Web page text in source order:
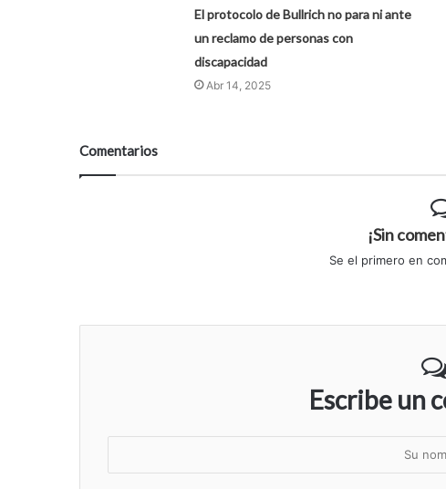
El protocolo de Bullrich no para ni ante
un reclamo de personas con
discapacidad
Abr 14, 2025
Comentarios
¡Sin
Se el primero en
Escribe un